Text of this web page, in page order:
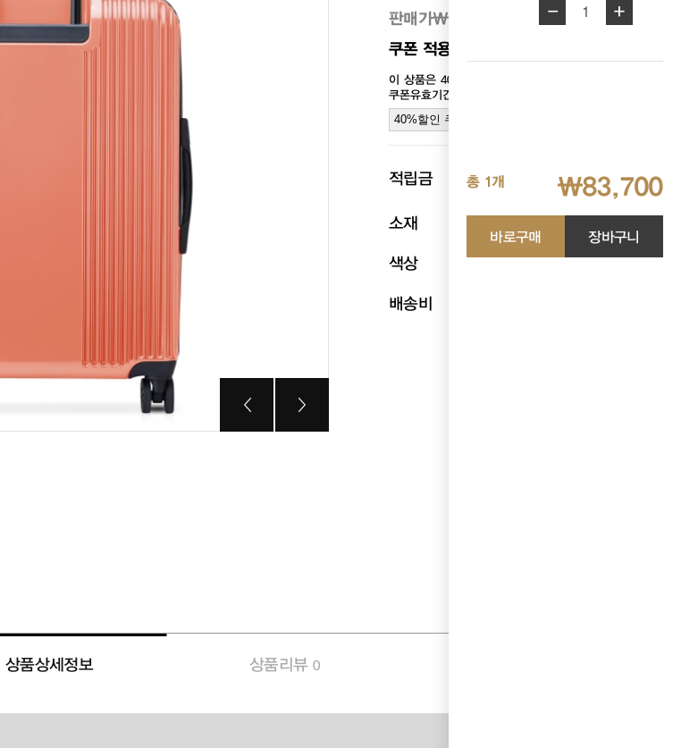
- 1 +
총 1개 ₩83,700
바로구매 장바구니
판매가₩ 139,500
쿠폰 적용가격
이 상품은 40%할인쿠폰이 적용되는 상품입니다.
쿠폰유효기간: 2026.07.16 ~ 2026.08.07
40%할인 쿠폰받기
적립금 4,185
소재
색상
배송비
상품상세정보 상품리뷰 0